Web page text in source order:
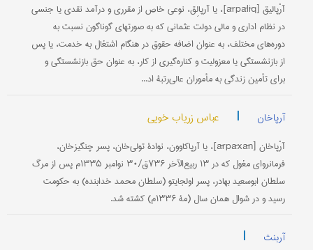
آرْپالیق [ārpālīq]، یا آرپالِق، نوعی خاص از مقرری و درآمد نقدی یا جنسی
در نظام اداری و مالی دولت عثمانی که به صورتهای گوناگون نسبت به
دوره‌های مختلف، به عنوان اضافه حقوق در هنگام اشتغال به خدمت، یا پس
از بازنشستگی یا معزولیت و کناره‌گیری از کار، به عنوان حق بازنشستگی و
برای تأمین زندگی به مأموران عالی‌رتبۀ اد...
آرپاخان | عباس زریاب خویی
آرْپاخان [ārpāxān]، یا آرپاکاوون، نوادۀ تولی‌خان، پسر چنگیزخان،
فرمانروای مغول که در ۱۳ ربیع‌الآخر ۷۳۶ق/۳۰ نوامبر ۱۳۳۵م پس از مرگ
سلطان ابوسعید بهادر، پسر اولجایتو (سلطان محمد خدابنده) به حکومت
رسید و در شوال همان سال (مۀ ۱۳۳۶م) کشته شد.
آربنث |